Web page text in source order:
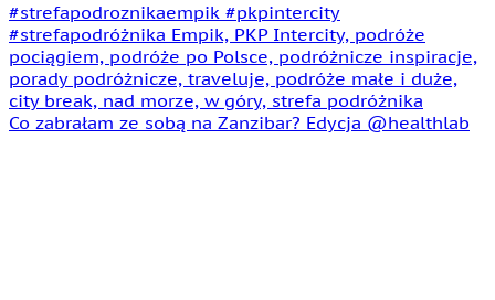
Co zabrałam ze sobą na Zanzibar? Edycja @healthlab